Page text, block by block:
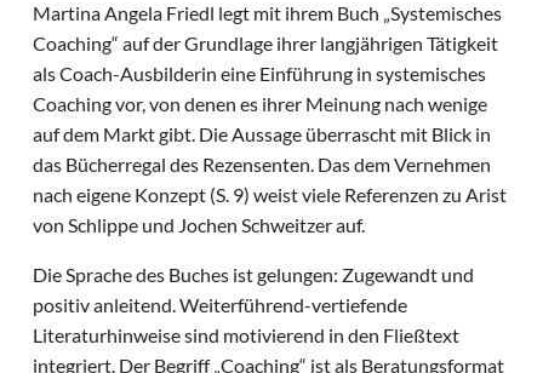
Martina Angela Friedl legt mit ihrem Buch „Systemisches
Coaching“ auf der Grundlage ihrer langjährigen Tätigkeit
als Coach-Ausbilderin eine Einführung in systemisches
Coaching vor, von denen es ihrer Meinung nach wenige
auf dem Markt gibt. Die Aussage überrascht mit Blick in
das Bücherregal des Rezensenten. Das dem Vernehmen
nach eigene Konzept (S. 9) weist viele Referenzen zu Arist
von Schlippe und Jochen Schweitzer auf.
Die Sprache des Buches ist gelungen: Zugewandt und
positiv anleitend. Weiterführend-vertiefende
Literaturhinweise sind motivierend in den Fließtext
integriert. Der Begriff „Coaching“ ist als Beratungsformat